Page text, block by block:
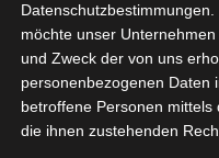
Onboarding für neue
bespricht und diskutiert
Teilnehmern
möchte unser
und Zweck der von uns
personenbezogenen Daten
betroffene Personen
die ihnen zustehenden